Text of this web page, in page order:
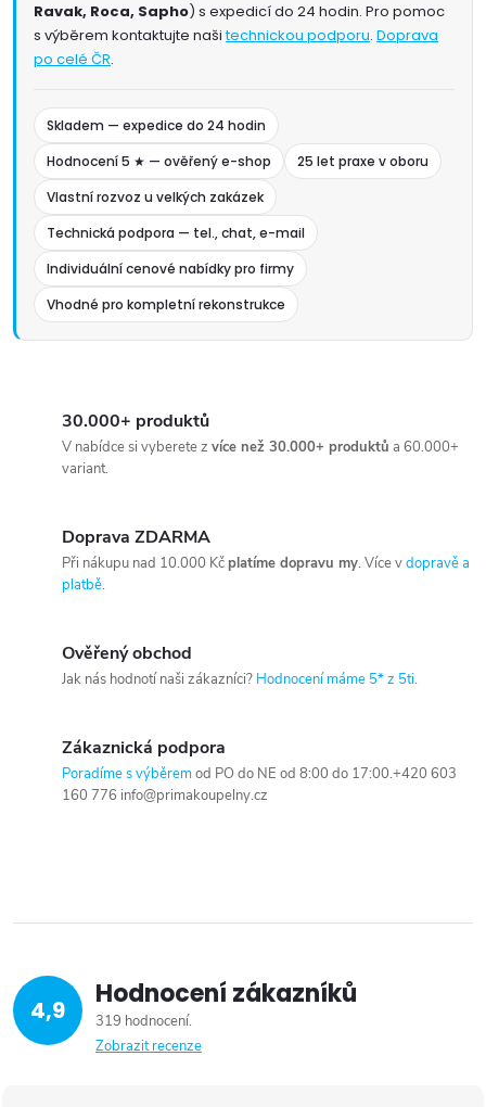
Ravak, Roca, Sapho) s expedicí do 24 hodin. Pro pomoc
s výběrem kontaktujte našitechnickou podporu. Doprava
po celé ČR.
Skladem — expedice do 24 hodin
Hodnocení 5 ★ — ověřený e-shop
25 let praxe v oboru
Vlastní rozvoz u velkých zakázek
Technická podpora — tel., chat, e-mail
Individuální cenové nabídky pro firmy
Vhodné pro kompletní rekonstrukce
30.000+ produktů
V nabídce si vyberete z více než 30.000+ produktů a 60.000+
variant.
Doprava ZDARMA
Při nákupu nad 10.000 Kčplatíme dopravu my. Více vdopravě a
platbě.
Ověřený obchod
Jak nás hodnotí naši zákazníci? Hodnocení máme 5* z 5ti.
Zákaznická podpora
Poradíme s výběremod PO do NE od 8:00 do 17:00.+420 603
160 776 info@primakoupelny.cz
4,9 Hodnocení zákazníků
319 hodnocení
Zobrazit recenze